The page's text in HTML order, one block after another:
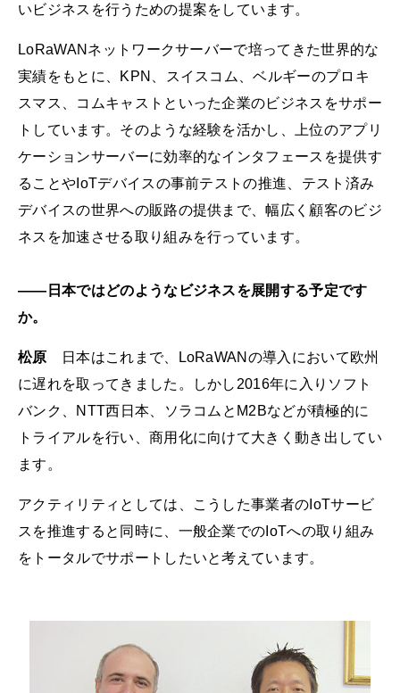
いビジネスを行うための提案をしています。
LoRaWANネットワークサーバーで培ってきた世界的な
実績をもとに、KPN、スイスコム、ベルギーのプロキ
スマス、コムキャストといった企業のビジネスをサポー
トしています。そのような経験を活かし、上位のアプリ
ケーションサーバーに効率的なインタフェースを提供す
ることやIoTデバイスの事前テストの推進、テスト済み
デバイスの世界への販路の提供まで、幅広く顧客のビジ
ネスを加速させる取り組みを行っています。
――日本ではどのようなビジネスを展開する予定です
か。
松原 日本はこれまで、LoRaWANの導入において欧州
に遅れを取ってきました。しかし2016年に入りソフト
バンク、NTT西日本、ソラコムとM2Bなどが積極的に
トライアルを行い、商用化に向けて大きく動き出してい
ます。
アクティリティとしては、こうした事業者のIoTサービ
スを推進すると同時に、一般企業でのIoTへの取り組み
をトータルでサポートしたいと考えています。